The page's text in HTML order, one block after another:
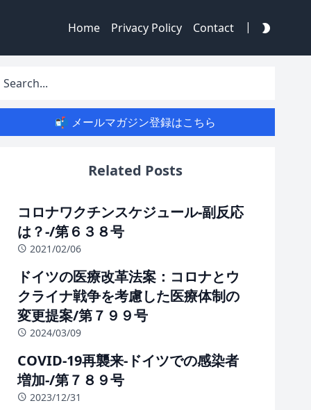
Home Privacy Policy Contact |
📬 メールマガジン登録はこちら
Related Posts
コロナワクチンスケジュール-副反応
は？-/第６３８号
2021/02/06
ドイツの医療改革法案：コロナとウ
クライナ戦争を考慮した医療体制の
変更提案/第７９９号
2024/03/09
COVID-19再襲来-ドイツでの感染者
増加-/第７８９号
2023/12/31